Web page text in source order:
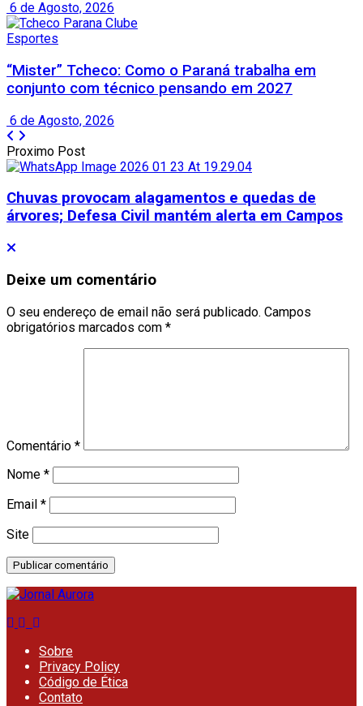
6 de Agosto, 2026
Esportes
“Mister” Tcheco: Como o Paraná trabalha em
conjunto com técnico pensando em 2027
6 de Agosto, 2026
Proximo Post
Chuvas provocam alagamentos e quedas de
árvores; Defesa Civil mantém alerta em Campos
Deixe um comentário
O seu endereço de email não será publicado. Campos
obrigatórios marcados com *
Comentário *
Nome *
Email *
Site
Sobre
Privacy Policy
Código de Ética
Contato